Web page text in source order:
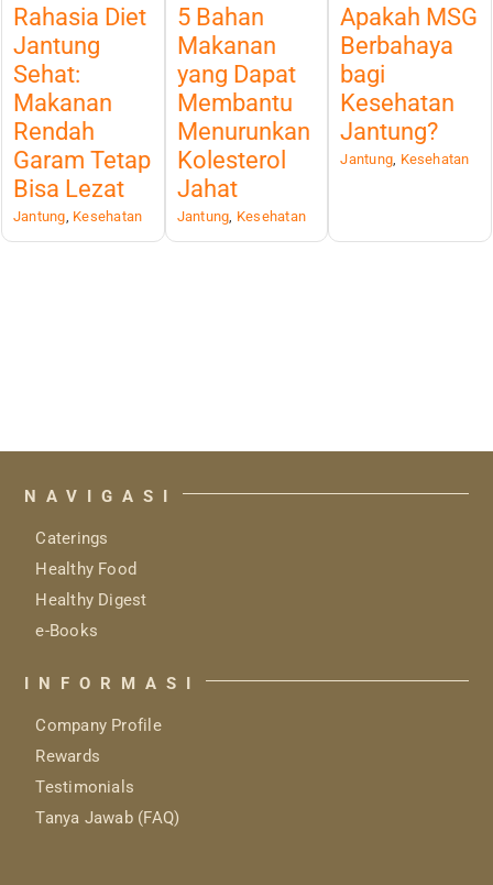
Rahasia Diet
Jantung
Sehat:
Makanan
Rendah
Garam Tetap
Bisa Lezat
Jantung Kesehatan
5 Bahan
Makanan
yang Dapat
Membantu
Menurunkan
Kolesterol
Jahat
Jantung Kesehatan
Apakah MSG
Berbahaya
bagi
Kesehatan
Jantung?
Jantung Kesehatan
NAVIGASI
Caterings
Healthy Food
Healthy Digest
e-Books
INFORMASI
Company Profile
Rewards
Testimonials
Tanya Jawab (FAQ)